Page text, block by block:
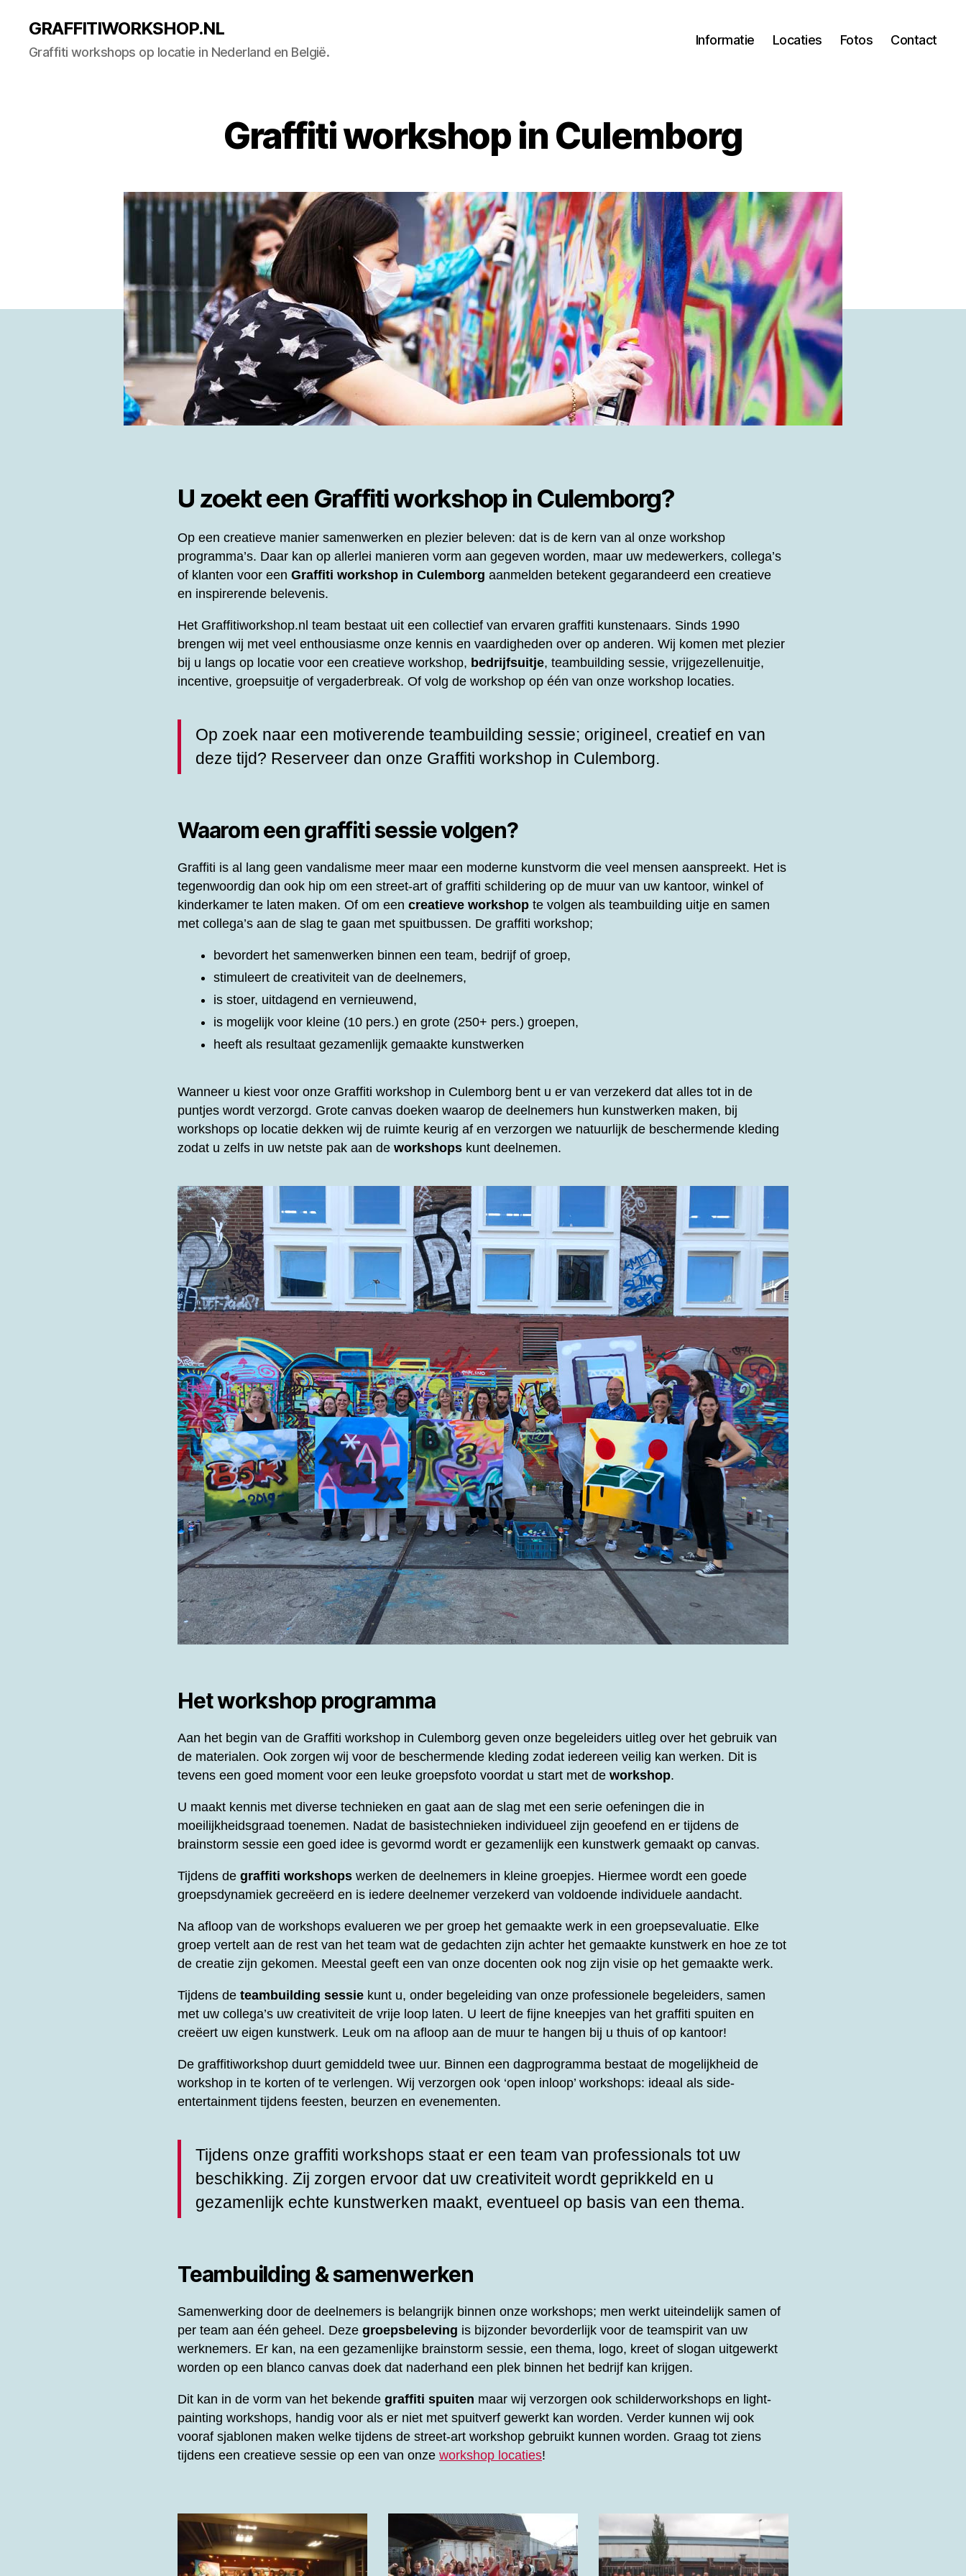
GRAFFITIWORKSHOP.NL
Graffiti workshops op locatie in Nederland en België.
Informatie Locaties Fotos Contact
Graffiti workshop in Culemborg
U zoekt een Graffiti workshop in Culemborg?
Op een creatieve manier samenwerken en plezier beleven: dat is de kern van al onze workshop
programma’s. Daar kan op allerlei manieren vorm aan gegeven worden, maar uw medewerkers, collega’s
of klanten voor een Graffiti workshop in Culemborg aanmelden betekent gegarandeerd een creatieve
en inspirerende belevenis.
Het Graffitiworkshop.nl team bestaat uit een collectief van ervaren graffiti kunstenaars. Sinds 1990
brengen wij met veel enthousiasme onze kennis en vaardigheden over op anderen. Wij komen met plezier
bij u langs op locatie voor een creatieve workshop, bedrijfsuitje, teambuilding sessie, vrijgezellenuitje,
incentive, groepsuitje of vergaderbreak. Of volg de workshop op één van onze workshop locaties.
Op zoek naar een motiverende teambuilding sessie; origineel, creatief en van
deze tijd? Reserveer dan onze Graffiti workshop in Culemborg.
Waarom een graffiti sessie volgen?
Graffiti is al lang geen vandalisme meer maar een moderne kunstvorm die veel mensen aanspreekt. Het is
tegenwoordig dan ook hip om een street-art of graffiti schildering op de muur van uw kantoor, winkel of
kinderkamer te laten maken. Of om een creatieve workshop te volgen als teambuilding uitje en samen
met collega’s aan de slag te gaan met spuitbussen. De graffiti workshop;
bevordert het samenwerken binnen een team, bedrijf of groep,
stimuleert de creativiteit van de deelnemers,
is stoer, uitdagend en vernieuwend,
is mogelijk voor kleine (10 pers.) en grote (250+ pers.) groepen,
heeft als resultaat gezamenlijk gemaakte kunstwerken
Wanneer u kiest voor onze Graffiti workshop in Culemborg bent u er van verzekerd dat alles tot in de
puntjes wordt verzorgd. Grote canvas doeken waarop de deelnemers hun kunstwerken maken, bij
workshops op locatie dekken wij de ruimte keurig af en verzorgen we natuurlijk de beschermende kleding
zodat u zelfs in uw netste pak aan de workshops kunt deelnemen.
Het workshop programma
Aan het begin van de Graffiti workshop in Culemborg geven onze begeleiders uitleg over het gebruik van
de materialen. Ook zorgen wij voor de beschermende kleding zodat iedereen veilig kan werken. Dit is
tevens een goed moment voor een leuke groepsfoto voordat u start met de workshop.
U maakt kennis met diverse technieken en gaat aan de slag met een serie oefeningen die in
moeilijkheidsgraad toenemen. Nadat de basistechnieken individueel zijn geoefend en er tijdens de
brainstorm sessie een goed idee is gevormd wordt er gezamenlijk een kunstwerk gemaakt op canvas.
Tijdens de graffiti workshops werken de deelnemers in kleine groepjes. Hiermee wordt een goede
groepsdynamiek gecreëerd en is iedere deelnemer verzekerd van voldoende individuele aandacht.
Na afloop van de workshops evalueren we per groep het gemaakte werk in een groepsevaluatie. Elke
groep vertelt aan de rest van het team wat de gedachten zijn achter het gemaakte kunstwerk en hoe ze tot
de creatie zijn gekomen. Meestal geeft een van onze docenten ook nog zijn visie op het gemaakte werk.
Tijdens de teambuilding sessie kunt u, onder begeleiding van onze professionele begeleiders, samen
met uw collega’s uw creativiteit de vrije loop laten. U leert de fijne kneepjes van het graffiti spuiten en
creëert uw eigen kunstwerk. Leuk om na afloop aan de muur te hangen bij u thuis of op kantoor!
De graffitiworkshop duurt gemiddeld twee uur. Binnen een dagprogramma bestaat de mogelijkheid de
workshop in te korten of te verlengen. Wij verzorgen ook ‘open inloop’ workshops: ideaal als side-
entertainment tijdens feesten, beurzen en evenementen.
Tijdens onze graffiti workshops staat er een team van professionals tot uw
beschikking. Zij zorgen ervoor dat uw creativiteit wordt geprikkeld en u
gezamenlijk echte kunstwerken maakt, eventueel op basis van een thema.
Teambuilding & samenwerken
Samenwerking door de deelnemers is belangrijk binnen onze workshops; men werkt uiteindelijk samen of
per team aan één geheel. Deze groepsbeleving is bijzonder bevorderlijk voor de teamspirit van uw
werknemers. Er kan, na een gezamenlijke brainstorm sessie, een thema, logo, kreet of slogan uitgewerkt
worden op een blanco canvas doek dat naderhand een plek binnen het bedrijf kan krijgen.
Dit kan in de vorm van het bekende graffiti spuiten maar wij verzorgen ook schilderworkshops en light-
painting workshops, handig voor als er niet met spuitverf gewerkt kan worden. Verder kunnen wij ook
vooraf sjablonen maken welke tijdens de street-art workshop gebruikt kunnen worden. Graag tot ziens
tijdens een creatieve sessie op een van onze workshop locaties!